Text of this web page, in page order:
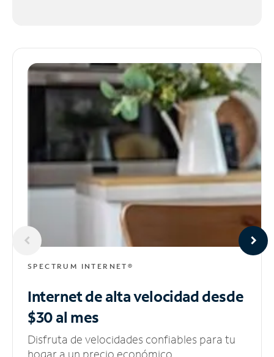
SPECTRUM INTERNET®
Internet de alta velocidaddesde
$30 al mes
Disfruta de velocidades confiables para tu
hogar a un precio económico.